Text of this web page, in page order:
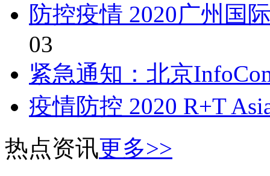
防控疫情 2020广州国
03
紧急通知：北京
疫情防控 2020 R+T
热点资讯更多>>